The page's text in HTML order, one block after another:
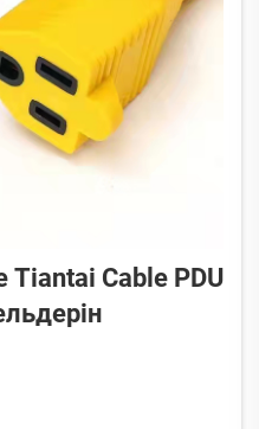
Cable PDU